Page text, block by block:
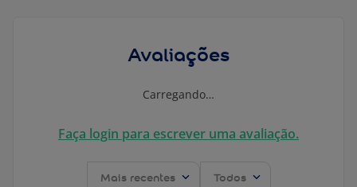
Avaliações
Carregando…
Faça login para escrever uma avaliação.
Mais recentes Todos